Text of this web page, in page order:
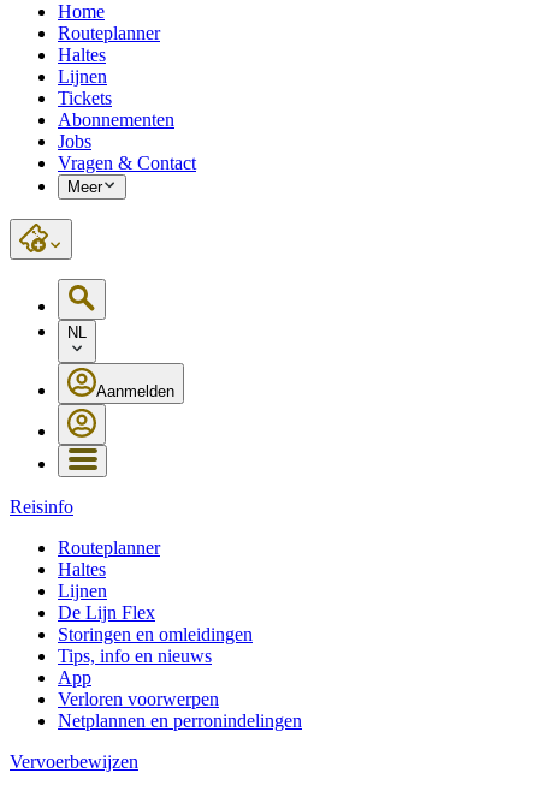
Home
Routeplanner
Haltes
Lijnen
Tickets
Abonnementen
Jobs
Vragen & Contact
Meer
NL
Aanmelden
Reisinfo
Routeplanner
Haltes
Lijnen
De Lijn Flex
Storingen en omleidingen
Tips, info en nieuws
App
Verloren voorwerpen
Netplannen en perronindelingen
Vervoerbewijzen